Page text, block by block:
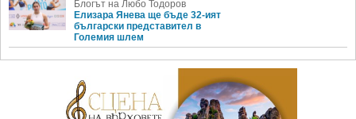
Блогът на Любо Тодоров
Елизара Янева ще бъде 32-ият
български представител в
Големия шлем